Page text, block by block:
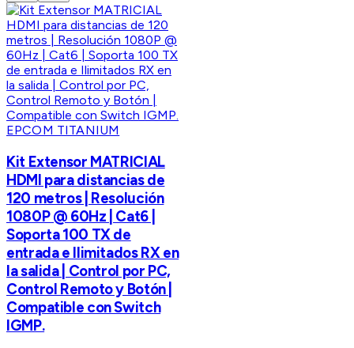
EPCOM TITANIUM
Kit Extensor MATRICIAL
HDMI para distancias de
120 metros | Resolución
1080P @ 60Hz | Cat6 |
Soporta 100 TX de
entrada e Ilimitados RX en
la salida | Control por PC,
Control Remoto y Botón |
Compatible con Switch
IGMP.